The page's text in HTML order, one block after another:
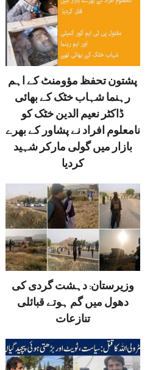
پشتون تحفظ مؤومنٹ کے اہم
رہنما شہاب خٹک کے بھائی
ڈاکٹر نعیم الدین خٹک کو
نامعلوم افراد نے پشاور کے بھرے
بازار میں گولی مارکر شہید
کردیا
وزیرستان: دہشت گردی کی
دھول میں گم ہوتے قبائلی
تنازعات